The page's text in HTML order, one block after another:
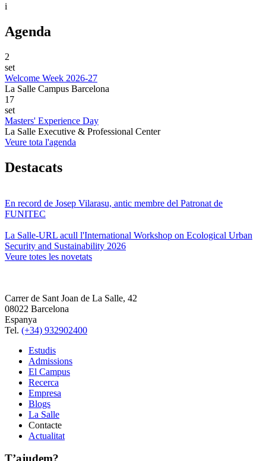
i
Agenda
2
set
Welcome Week 2026-27
La Salle Campus Barcelona
17
set
Masters' Experience Day
La Salle Executive & Professional Center
Veure tota l'agenda
Destacats
En record de Josep Vilarasu, antic membre del Patronat de
FUNITEC
La Salle-URL acull l'International Workshop on Ecological Urban
Security and Sustainability 2026
Veure totes les novetats
Carrer de Sant Joan de La Salle, 42
08022 Barcelona
Espanya
Tel. (+34) 932902400
Estudis
Admissions
El Campus
Recerca
Empresa
Blogs
La Salle
Contacte
Actualitat
T’ajudem?